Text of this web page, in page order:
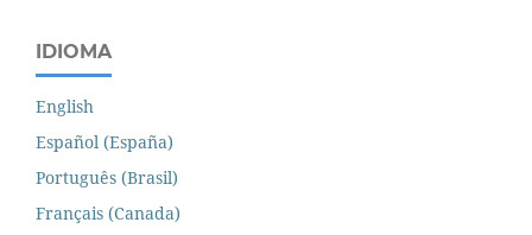
IDIOMA
English
Español (España)
Português (Brasil)
Français (Canada)